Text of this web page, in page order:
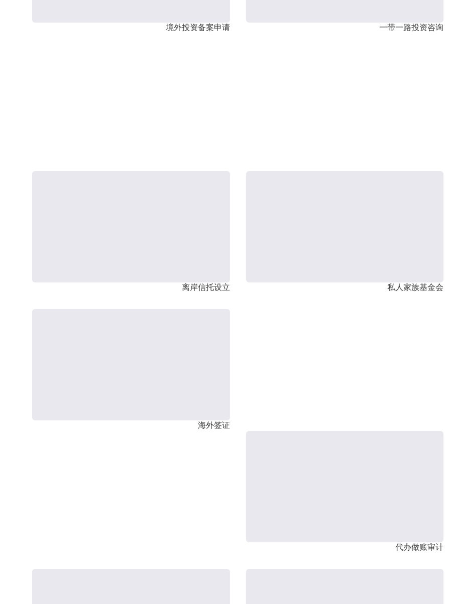
境外投资备案申请 一带一路投资咨询
离岸信托设立 私人家族基金会
海外签证
代办做账审计